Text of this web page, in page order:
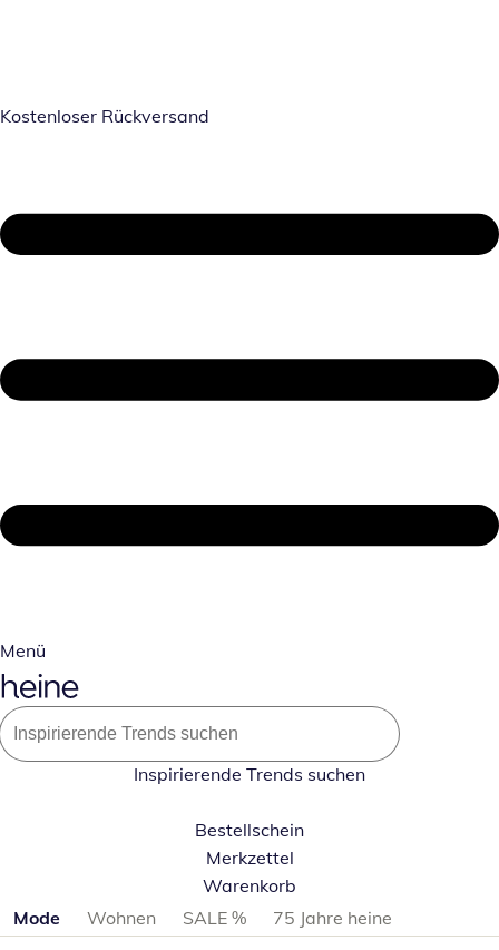
Kostenloser Rückversand
Menü
Inspirierende Trends suchen
Bestellschein
Merkzettel
Warenkorb
Produktkategorien überspringen
Mode Wohnen SALE %
75 Jahre heine